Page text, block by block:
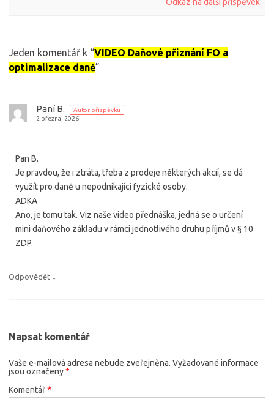
Jeden komentář k “VIDEO Daňové přiznání FO a
optimalizace daně”
Paní B.
Autor příspěvku
2 března, 2026
Pan B.
Je pravdou, že i ztráta, třeba z prodeje některých akcií, se dá
využít pro daně u nepodnikající fyzické osoby.
ADKA
Ano, je tomu tak. Viz naše video přednáška, jedná se o určení
mini daňového základu v rámci jednotlivého druhu příjmů v § 10
ZDP.
Odpovědět ↓
Napsat komentář
Vaše e-mailová adresa nebude zveřejněna. Vyžadované informace
jsou označeny*
Komentář*